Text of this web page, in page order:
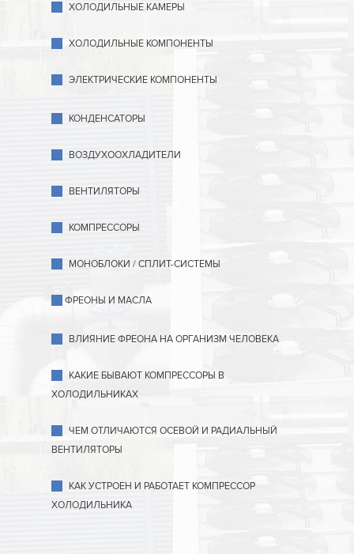
ХОЛОДИЛЬНЫЕ КАМЕРЫ
ХОЛОДИЛЬНЫЕ КОМПОНЕНТЫ
ЭЛЕКТРИЧЕСКИЕ КОМПОНЕНТЫ
КОНДЕНСАТОРЫ
ВОЗДУХООХЛАДИТЕЛИ
ВЕНТИЛЯТОРЫ
КОМПРЕССОРЫ
МОНОБЛОКИ / СПЛИТ-СИСТЕМЫ
ФРЕОНЫ И МАСЛА
ВЛИЯНИЕ ФРЕОНА НА ОРГАНИЗМ ЧЕЛОВЕКА
КАКИЕ БЫВАЮТ КОМПРЕССОРЫ В
ХОЛОДИЛЬНИКАХ
ЧЕМ ОТЛИЧАЮТСЯ ОСЕВОЙ И РАДИАЛЬНЫЙ
ВЕНТИЛЯТОРЫ
КАК УСТРОЕН И РАБОТАЕТ КОМПРЕССОР
ХОЛОДИЛЬНИКА